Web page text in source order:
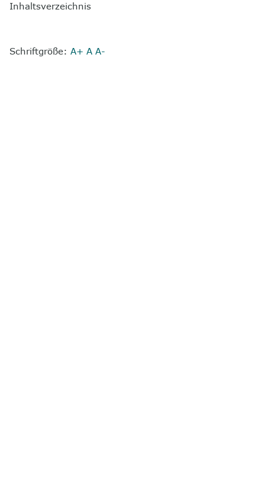
Inhaltsverzeichnis
Schriftgröße: A+ A A-